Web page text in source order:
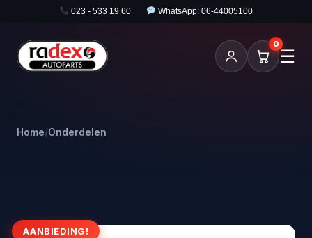
023 - 533 19 60 WhatsApp: 06-44005100
0
☰
Home/Onderdelen
AANBIEDING!